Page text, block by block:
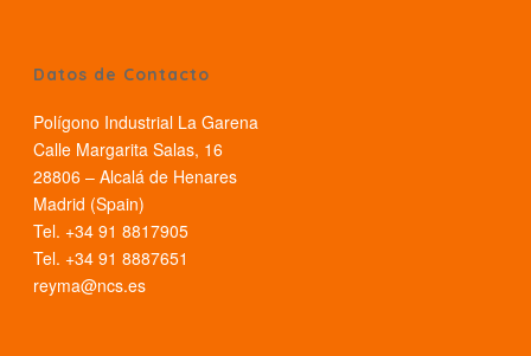
Datos de Contacto
Polígono Industrial La Garena
Calle Margarita Salas, 16
28806 – Alcalá de Henares
Madrid (Spain)
Tel. +34 91 8817905
Tel. +34 91 8887651
reyma@ncs.es